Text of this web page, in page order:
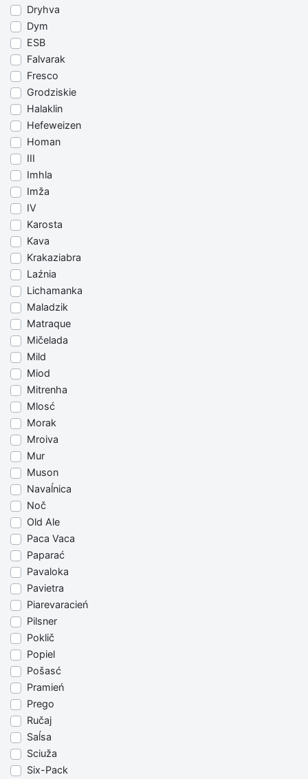
Dryhva
Dym
ESB
Falvarak
Fresco
Grodziskie
Halaklin
Hefeweizen
Homan
III
Imhla
Imža
IV
Karosta
Kava
Krakaziabra
Laźnia
Lichamanka
Maladzik
Matraque
Mičelada
Mild
Miod
Mitrenha
Mlosć
Morak
Mroiva
Mur
Muson
Navaĺnica
Noč
Old Ale
Paca Vaca
Paparać
Pavaloka
Pavietra
Piarevaracień
Pilsner
Poklič
Popiel
Pošasć
Pramień
Prego
Ručaj
Saĺsa
Sciuža
Six-Pack